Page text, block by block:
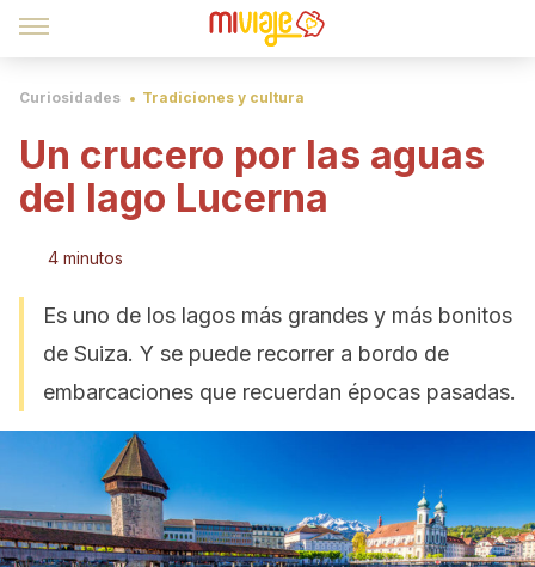
Curiosidades Tradiciones y cultura
Un crucero por las aguas
del lago Lucerna
4 minutos
Es uno de los lagos más grandes y más bonitos
de Suiza. Y se puede recorrer a bordo de
embarcaciones que recuerdan épocas pasadas.